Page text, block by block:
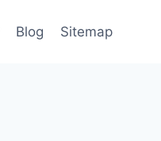
Blog Sitemap